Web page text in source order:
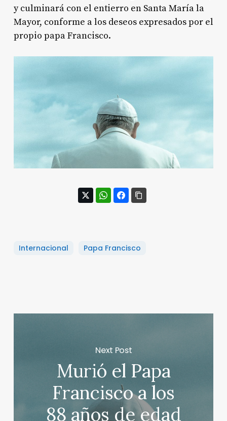
y culminará con el entierro en Santa María la
Mayor, conforme a los deseos expresados por el
propio papa Francisco.
Internacional Papa Francisco
Next Post
Murió el Papa
Francisco a los
88 años de edad